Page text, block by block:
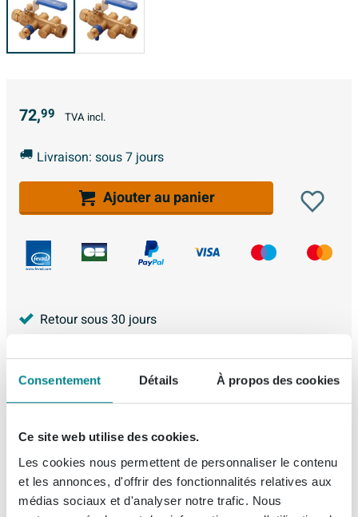
Consentement Détails À propos des cookies
Ce site web utilise des cookies.
Les cookies nous permettent de personnaliser le contenu
et les annonces, d'offrir des fonctionnalités relatives aux
médias sociaux et d'analyser notre trafic. Nous
72,99 TVA incl.
Livraison: sous 7 jours
Ajouter au panier
Retour sous 30 jours
2 ans de garantie
4.225avis, avec une évaluation de8.9
Description